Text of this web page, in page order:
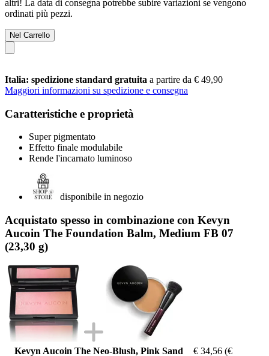
altri! La data di consegna potrebbe subire variazioni se vengono
ordinati più pezzi.
Nel Carrello
Italia: spedizione standard gratuita a partire da € 49,90
Maggiori informazioni su spedizione e consegna
Caratteristiche e proprietà
Super pigmentato
Effetto finale modulabile
Rende l'incarnato luminoso
disponibile in negozio
Acquistato spesso in combinazione con Kevyn
Aucoin The Foundation Balm, Medium FB 07
(23,30 g)
Kevyn Aucoin The Neo-Blush, Pink Sand
€ 34,56 (€